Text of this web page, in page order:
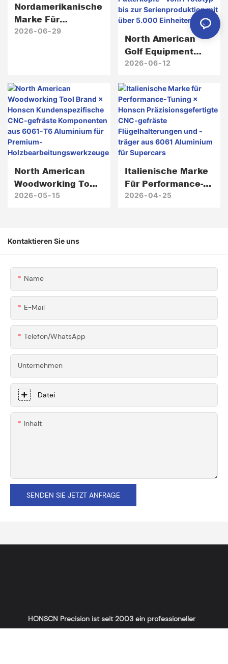
Nordamerikanische
Marke Für
Hochzuverlässige
2026 06 29
North American
Golf Equipment
Brand × Honscn
E CNC-Gefräste
Messing-
Putterköpfe – Vom
Prototyp Bis Zur
Serienproduktion
Mit Über 5.000
Einheiten
2026 06 12
North American
Woodworking Tool
Brand × Honscn
6061-T6 Aluminium
2026 05 15
Italienische Marke
Für Performance-
Tuning × Honscn
2026 04 25
Kontaktieren Sie uns
Name
E-Mail
Telefon/WhatsApp
Unternehmen
Datei
Inhalt
SENDEN SIE JETZT ANFRAGE
HONSCN Precision ist seit 2003 ein professioneller
Hersteller von Präzisions-CNC-Maschinenteilen und